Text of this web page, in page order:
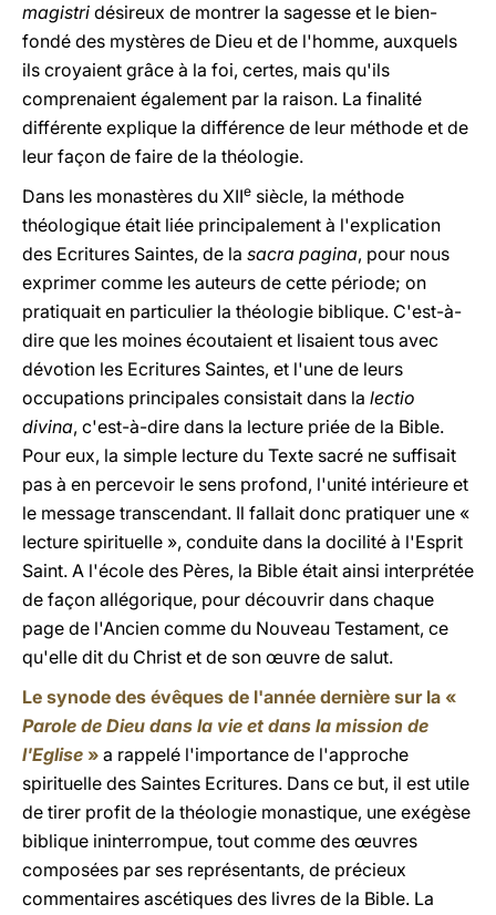
magistri désireux de montrer la sagesse et le bien-
fondé des mystères de Dieu et de l'homme, auxquels
ils croyaient grâce à la foi, certes, mais qu'ils
comprenaient également par la raison. La finalité
différente explique la différence de leur méthode et de
leur façon de faire de la théologie.
Dans les monastères du XIIe siècle, la méthode
théologique était liée principalement à l'explication
des Ecritures Saintes, de la sacra pagina, pour nous
exprimer comme les auteurs de cette période; on
pratiquait en particulier la théologie biblique. C'est-à-
dire que les moines écoutaient et lisaient tous avec
dévotion les Ecritures Saintes, et l'une de leurs
occupations principales consistait dans la lectio
divina, c'est-à-dire dans la lecture priée de la Bible.
Pour eux, la simple lecture du Texte sacré ne suffisait
pas à en percevoir le sens profond, l'unité intérieure et
le message transcendant. Il fallait donc pratiquer une «
lecture spirituelle », conduite dans la docilité à l'Esprit
Saint. A l'école des Pères, la Bible était ainsi interprétée
de façon allégorique, pour découvrir dans chaque
page de l'Ancien comme du Nouveau Testament, ce
qu'elle dit du Christ et de son œuvre de salut.
Le synode des évêques de l'année dernière sur la «
Parole de Dieu dans la vie et dans la mission de
l'Eglise » a rappelé l'importance de l'approche
spirituelle des Saintes Ecritures. Dans ce but, il est utile
de tirer profit de la théologie monastique, une exégèse
biblique ininterrompue, tout comme des œuvres
composées par ses représentants, de précieux
commentaires ascétiques des livres de la Bible. La